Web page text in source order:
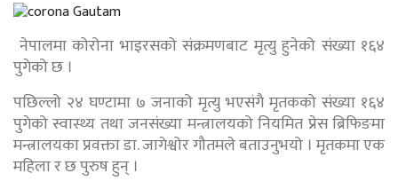
नेपालमा कोरोना भाइरसको संक्रमणबाट मृत्यु हुनेको संख्या १६४
पुगेको छ ।
पछिल्लो २४ घण्टामा ७ जनाको मृत्यु भएसंगै मृतकको संख्या १६४
पुगेको स्वास्थ्य तथा जनसंख्या मन्त्रालयको नियमित प्रेस ब्रिफिङमा
मन्त्रालयका प्रवक्ता डा. जागेश्वोर गौतमले बताउनुभयो । मृतकमा एक
महिला र छ पुरुष हुन् ।